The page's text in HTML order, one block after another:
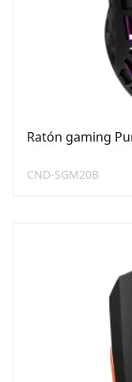
Ratón gaming
CND-SGM20B